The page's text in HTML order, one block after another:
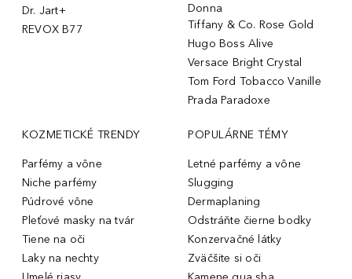
Dr. Jart+
REVOX B77
Donna
Tiffany & Co. Rose Gold
Hugo Boss Alive
Versace Bright Crystal
Tom Ford Tobacco Vanille
Prada Paradoxe
KOZMETICKÉ TRENDY
Parfémy a vône
Niche parfémy
Púdrové vône
Pleťové masky na tvár
Tiene na oči
Laky na nechty
POPULÁRNE TÉMY
Letné parfémy a vône
Slugging
Dermaplaning
Odstráňte čierne bodky
Konzervačné látky
Zväčšite si oči